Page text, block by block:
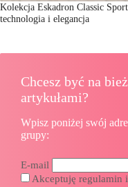
Kolekcja Eskadron Classic
technologia i elegancja
Chcesz być na
artykułami?
Wpisz poniżej swój
grupy:
E-mail
Akceptuję regulamin